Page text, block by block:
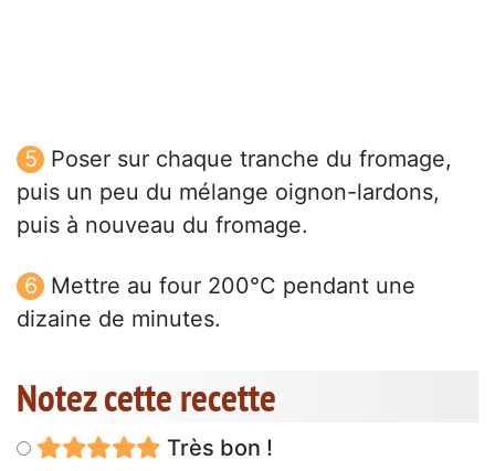
Poser sur chaque tranche du fromage,
puis un peu du mélange oignon-lardons,
puis à nouveau du fromage.
Mettre au four 200°C pendant une
dizaine de minutes.
Notez cette recette
Très bon !